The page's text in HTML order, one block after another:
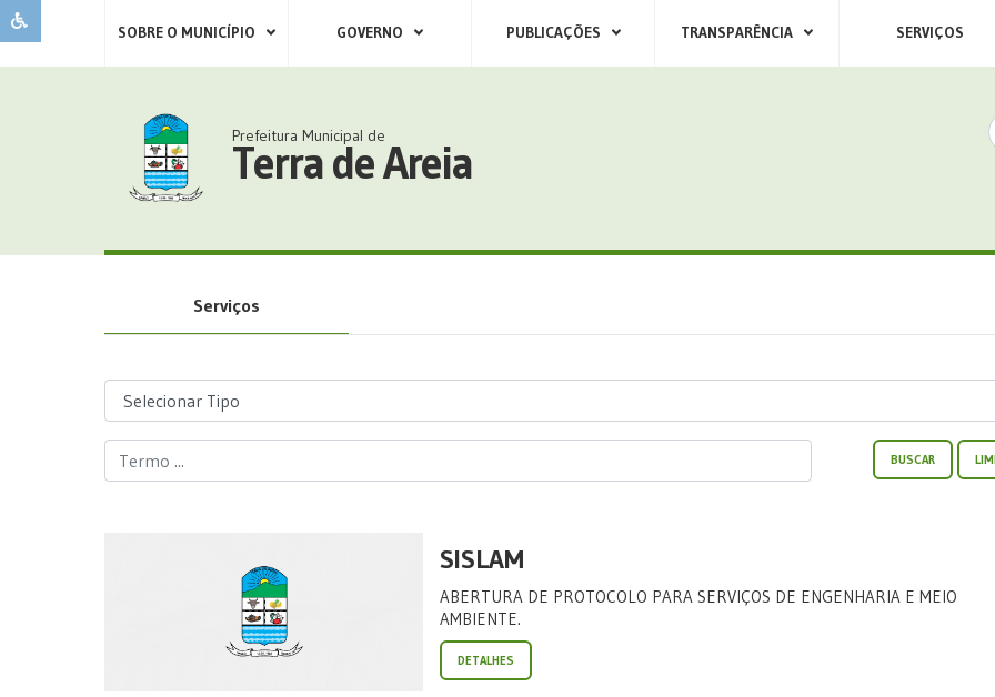
SOBRE O MUNICÍPIO GOVERNO PUBLICAÇÕES TRANSPARÊNCIA SERVIÇOS
Prefeitura Municipal de
Terra de Areia
Serviços
BUSCAR
SISLAM
ABERTURA DE PROTOCOLO PARA SERVIÇOS DE ENGENHARIA E MEIO
AMBIENTE.
DETALHES